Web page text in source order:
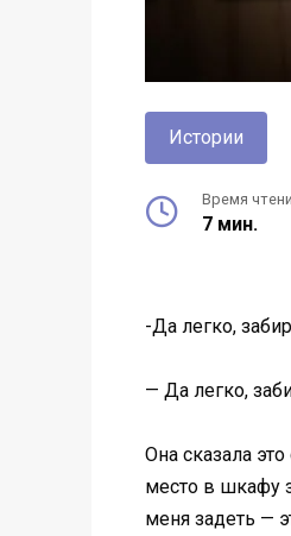
Истории
Время
7 мин.
-Да легко,
— Да легко,
Она сказала
место в шкафу
меня задеть —